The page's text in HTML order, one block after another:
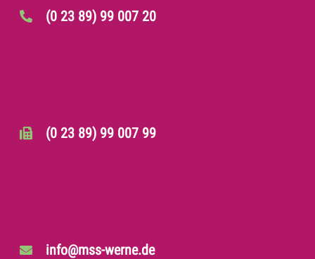
(0 23 89) 99 007 20
(0 23 89) 99 007 99
info@mss-werne.de